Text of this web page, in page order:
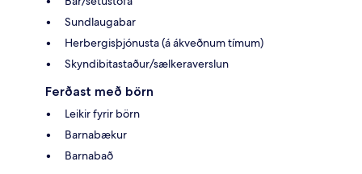
Sundlaugabar
Herbergisþjónusta (á ákveðnum tímum)
Skyndibitastaður/sælkeraverslun
Ferðast með börn
Leikir fyrir börn
Barnabækur
Barnabað